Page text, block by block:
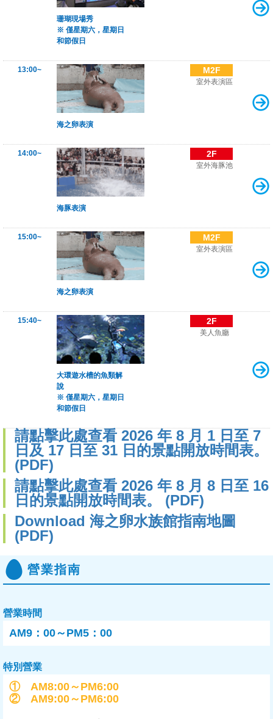
珊瑚現場秀
※ 僅星期六，星期日
和節假日
13:00~
海之卵表演
M2F
室外表演區
14:00~
海豚表演
2F
室外海豚池
15:00~
海之卵表演
M2F
室外表演區
15:40~
大環遊水槽的魚類解
說
※ 僅星期六，星期日
和節假日
2F
美人魚廳
請點擊此處查看 2026 年 8 月 1 日至 7
日及 17 日至 31 日的景點開放時間表。
(PDF)
請點擊此處查看 2026 年 8 月 8 日至 16
日的景點開放時間表。 (PDF)
Download 海之卵水族館指南地圖
(PDF)
營業指南
營業時間
AM9：00～PM5：00
特別營業
① AM8:00～PM6:00
② AM9:00～PM6:00